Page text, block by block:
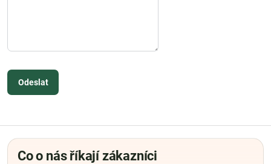
Odeslat
Co o nás říkají zákazníci